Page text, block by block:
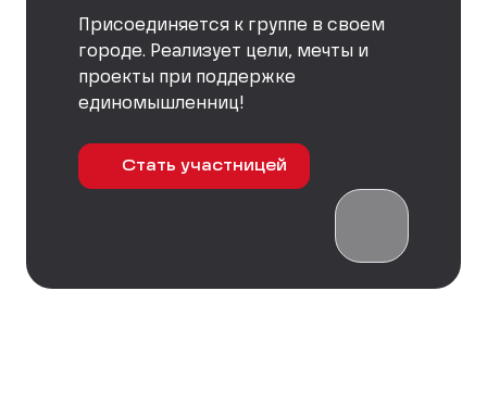
Присоединяется к группе в своем
городе. Реализует цели, мечты и
проекты при поддержке
единомышленниц!
Стать участницей